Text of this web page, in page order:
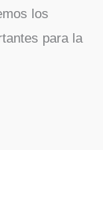
los
para la